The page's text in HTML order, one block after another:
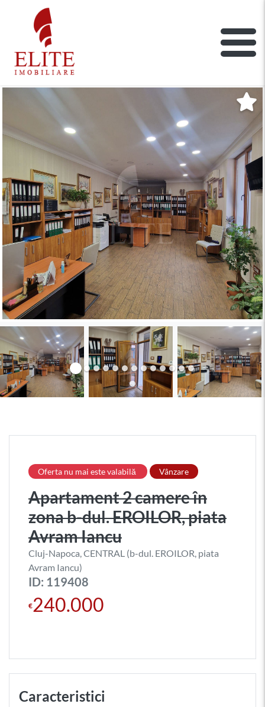
ELITE IMOBILIARE
Main Nav
Oferta nu mai este valabilă Vânzare
Apartament 2 camere în
zona b-dul. EROILOR, piata
Avram Iancu
Cluj-Napoca, CENTRAL (b-dul. EROILOR, piata
Avram Iancu)
ID: 119408
€240.000
Caracteristici